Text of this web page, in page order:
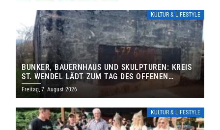
KULTUR & LIFESTYLE
BUNKER, BAUERNHAUS UND SKULPTUREN: KREIS
ST. WENDEL LÄDT ZUM TAG DES OFFENEN
DENKMALS EIN
Freitag, 7. August 2026
KULTUR & LIFESTYLE